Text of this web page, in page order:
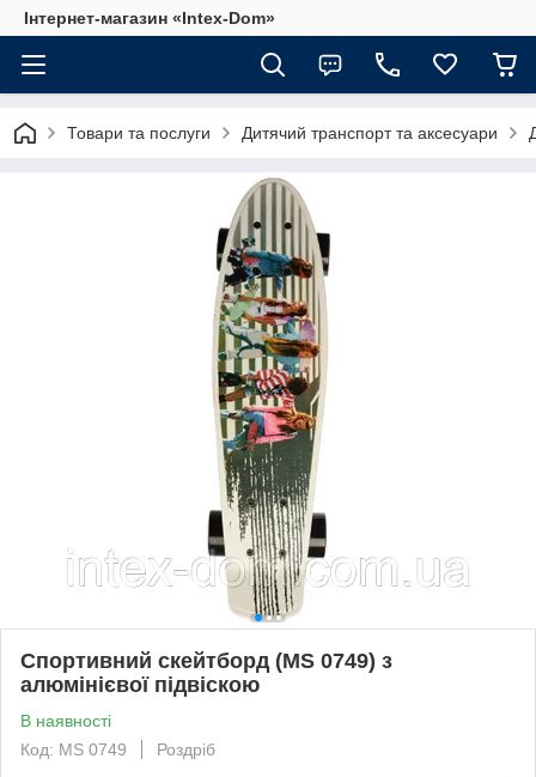
Інтернет-магазин «Intex-Dom»
Товари та послуги Дитячий транспорт та аксесуари
Спортивний скейтборд (MS 0749) з
алюмінієвої підвіскою
В наявності
Код: MS 0749
Роздріб